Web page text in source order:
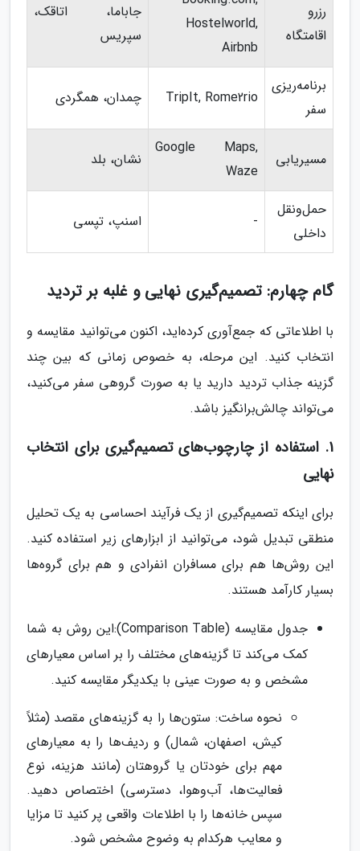
رزرو
اقامتگاه
Hostelworld,
Airbnb
جاباما، اتاقک،
سپریس
برنامه‌ریزی
سفر
TripIt, Rome2rio چمدان، همگردی
مسیریابی
Google Maps,
Waze
نشان، بلد
حمل‌ونقل
داخلی
- اسنپ، تپسی
گام چهارم: تصمیم‌گیری نهایی و غلبه بر تردید
با اطلاعاتی که جمع‌آوری کرده‌اید، اکنون می‌توانید مقایسه و
انتخاب کنید. این مرحله، به خصوص زمانی که بین چند
گزینه جذاب تردید دارید یا به صورت گروهی سفر می‌کنید،
می‌تواند چالش‌برانگیز باشد.
1. استفاده از چارچوب‌های تصمیم‌گیری برای انتخاب
نهایی
برای اینکه تصمیم‌گیری از یک فرآیند احساسی به یک تحلیل
منطقی تبدیل شود، می‌توانید از ابزارهای زیر استفاده کنید.
این روش‌ها هم برای مسافران انفرادی و هم برای گروه‌ها
بسیار کارآمد هستند.
جدول مقایسه (Comparison Table):این روش به شما
کمک می‌کند تا گزینه‌های مختلف را بر اساس معیارهای
مشخص و به صورت عینی با یکدیگر مقایسه کنید.
نحوه ساخت: ستون‌ها را به گزینه‌های مقصد (مثلاً
کیش، اصفهان، شمال) و ردیف‌ها را به معیارهای
مهم برای خودتان یا گروهتان (مانند هزینه، نوع
فعالیت‌ها، آب‌وهوا، دسترسی) اختصاص دهید.
سپس خانه‌ها را با اطلاعات واقعی پر کنید تا مزایا
و معایب هرکدام به وضوح مشخص شود.